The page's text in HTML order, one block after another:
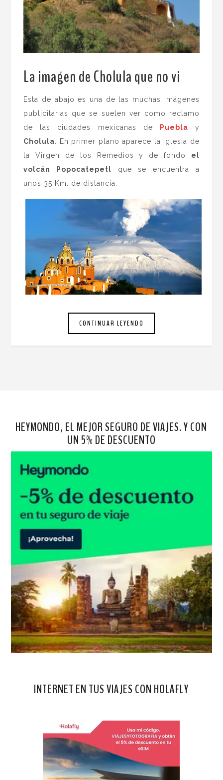
La imagen de Cholula que no vi
Esta de abajo es una de las muchas imágenes
publicitarias que se suelen ver como reclamo
de las ciudades mexicanas de
Puebla y
Cholula . En primer plano aparece la iglesia de
la Virgen de los Remedios y de fondo el
volcán Popocatepetl que se encuentra a
unos 35 Km. de distancia.
CONTINUAR LEYENDO
HEYMONDO, EL MEJOR SEGURO DE VIAJES. Y CON
UN 5% DE DESCUENTO
INTERNET EN TUS VIAJES CON HOLAFLY